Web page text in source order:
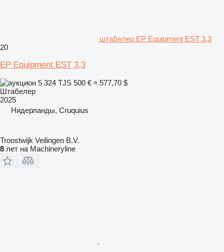
штабелер EP Equipment EST 3,3
20
EP Equipment EST 3,3
5 324 TJS 500 € ≈ 577,70 $
Штабелер
2025
Нидерланды, Cruquius
Troostwijk Veilingen B.V.
8 лет на Machineryline